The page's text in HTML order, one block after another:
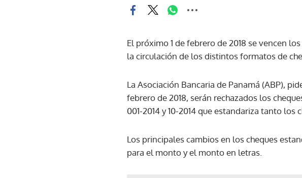
El próximo 1 de febrero de 2018 se vencen
la circulación de los distintos formatos de
La Asociación Bancaria de Panamá (ABP),
febrero de 2018, serán rechazados los
001-2014 y 10-2014 que estandariza tanto
Los principales cambios en los cheques
para el monto y el monto en letras.